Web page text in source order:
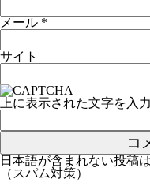
メール *
サイト
上に表示された文字を入
日本語が含まれない投稿
（スパム対策）